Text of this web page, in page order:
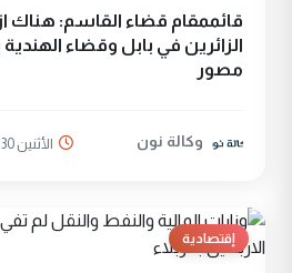
قائممقام قضاء القاسم: هناك
الزائرين في بابل وقضاء
مصور
وكالة نون الأثنين 30 تشرين الثاني 2015
إقتصادية